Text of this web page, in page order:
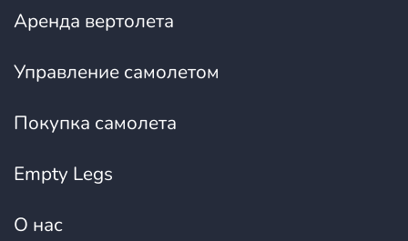
Аренда вертолета
Управление самолетом
Покупка самолета
Empty Legs
О нас